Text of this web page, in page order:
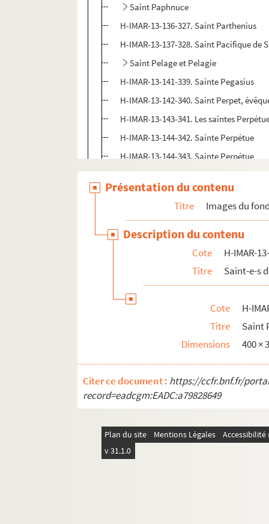
Saint Paphnuce
H-IMAR-13-136-327. Saint Parthenius
H-IMAR-13-137-328. Saint Pacifique
Saint Pelage et Pelagie
H-IMAR-13-141-339. Sainte Pegasius
H-IMAR-13-142-340. Saint Perpet,
H-IMAR-13-143-341. Les saintes
H-IMAR-13-144-342. Sainte Perpétue
H-IMAR-13-144-343. Sainte Perpétue
H-IMAR-13-144-344. Sainte Perpétue
H-IMAR-13-145-345. Le bienheureux
H-IMAR-13-146-346. Saint Pepin
H-IMAR-13-146-347. Saint Pepin
Jean-Gabriel Perboyre
H-IMAR-13-151-359. Peregrin - Petrenius
H-IMAR-13-151-360. Peregrin - Petrenius
H-IMAR-13-151-361. Peregrin - Petrenius
H-IMAR-13-152-362. Peleus
H-IMAR-13-152-363. Peleus
H-IMAR-13-153-364. Saint Pergentin et
H-IMAR-13-154-365. Sainte Petronille,
H-IMAR-13-154-366. Sainte Petronille,
H-IMAR-14-1-1. Saint Philippe Beniti
H-IMAR-14-2-2. Saint Philippe Beniti
Présentation du contenu
Titre Images du
Description du contenu
Cote
H-IMAR-
Titre
Saint-e-s
Cote
H-
Titre
Saint
Dimensions
400 ×
Citer ce document : https://ccfr.bnf.fr/
record=eadcgm:EADC:a79828649
Plan du site Mentions Légales
v 31.1.0